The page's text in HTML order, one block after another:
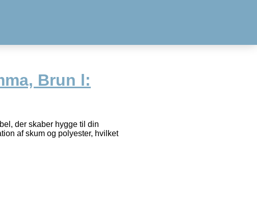
Brun l:
der skaber hygge til din
af skum og polyester, hvilket